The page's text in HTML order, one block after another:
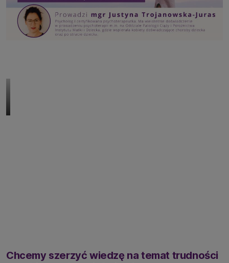
Chcemy szerzyć wiedzę na temat trudności